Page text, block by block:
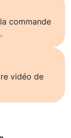
commande
vidéo de